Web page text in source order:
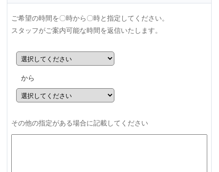
ご希望の時間を〇時から〇時と指定してください。
スタッフがご案内可能な時間を返信いたします。
から
その他の指定がある場合に記載してください